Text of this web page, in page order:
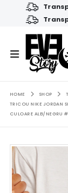
HOME SHOP
TRICOU NIKE JORDAN
CULOARE ALB/NEGRU